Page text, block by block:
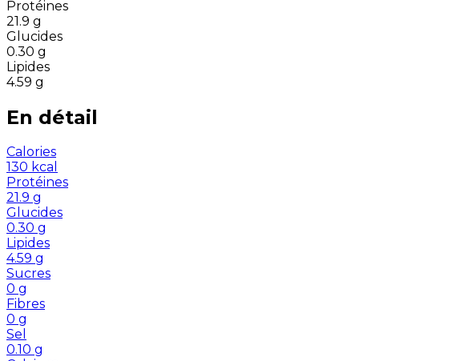
Protéines
21.9 g
Glucides
0.30 g
Lipides
4.59 g
En détail
Calories
130 kcal
Protéines
21.9 g
Glucides
0.30 g
Lipides
4.59 g
Sucres
0 g
Fibres
0 g
Sel
0.10 g